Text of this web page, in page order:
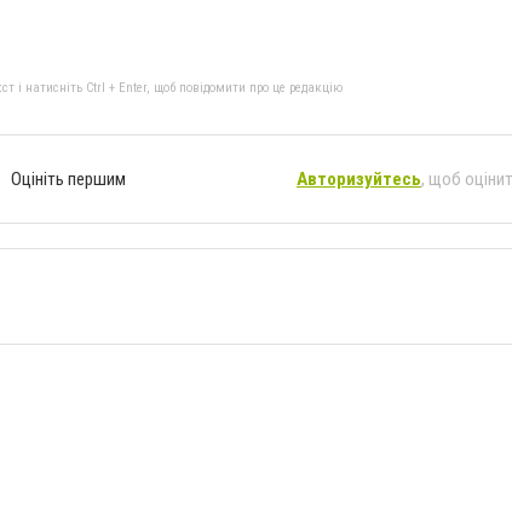
і натисніть Ctrl + Enter, щоб повідомити про це редакцію
Оцініть першим Авторизуйтесь, щоб